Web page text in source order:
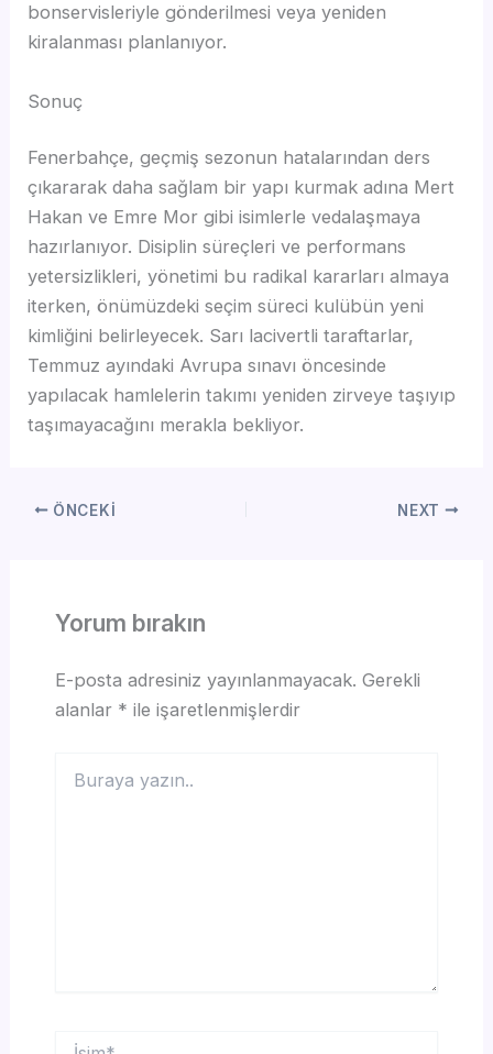
bonservisleriyle gönderilmesi veya yeniden
kiralanması planlanıyor.
Sonuç
Fenerbahçe, geçmiş sezonun hatalarından ders
çıkararak daha sağlam bir yapı kurmak adına Mert
Hakan ve Emre Mor gibi isimlerle vedalaşmaya
hazırlanıyor. Disiplin süreçleri ve performans
yetersizlikleri, yönetimi bu radikal kararları almaya
iterken, önümüzdeki seçim süreci kulübün yeni
kimliğini belirleyecek. Sarı lacivertli taraftarlar,
Temmuz ayındaki Avrupa sınavı öncesinde
yapılacak hamlelerin takımı yeniden zirveye taşıyıp
taşımayacağını merakla bekliyor.
ÖNCEKI NEXT
Yorum bırakın
E-posta adresiniz yayınlanmayacak. Gerekli
alanlar * ile işaretlenmişlerdir
yazın..
İsim*